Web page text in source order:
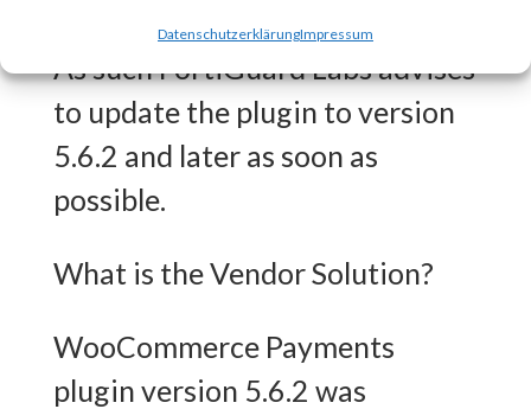
DatenschutzerklärungImpressum
be actively exploited in the wild.
As such FortiGuard Labs advises
to update the plugin to version
5.6.2 and later as soon as
possible.
What is the Vendor Solution?
WooCommerce Payments
plugin version 5.6.2 was